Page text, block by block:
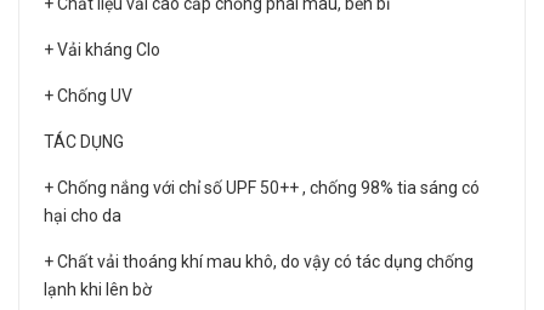
+ Vải kháng Clo
+ Chống UV
TÁC DỤNG
+ Chống nắng với chỉ số UPF 50++ , chống 98% tia sáng có
hại cho da
+ Chất vải thoáng khí mau khô, do vậy có tác dụng chống
lạnh khi lên bờ